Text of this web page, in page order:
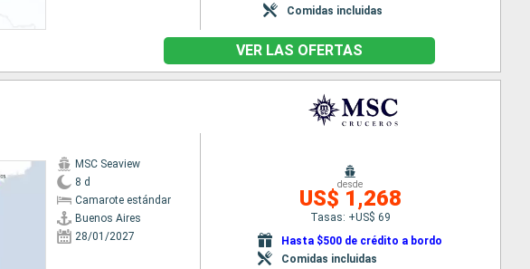
Comidas incluidas
VER LAS OFERTAS
MSC Seaview
8 d
Camarote estándar
Buenos Aires
28/01/2027
desde
US$ 1,268
Tasas: +US$ 69
Hasta $500 de crédito a bordo
Comidas incluidas